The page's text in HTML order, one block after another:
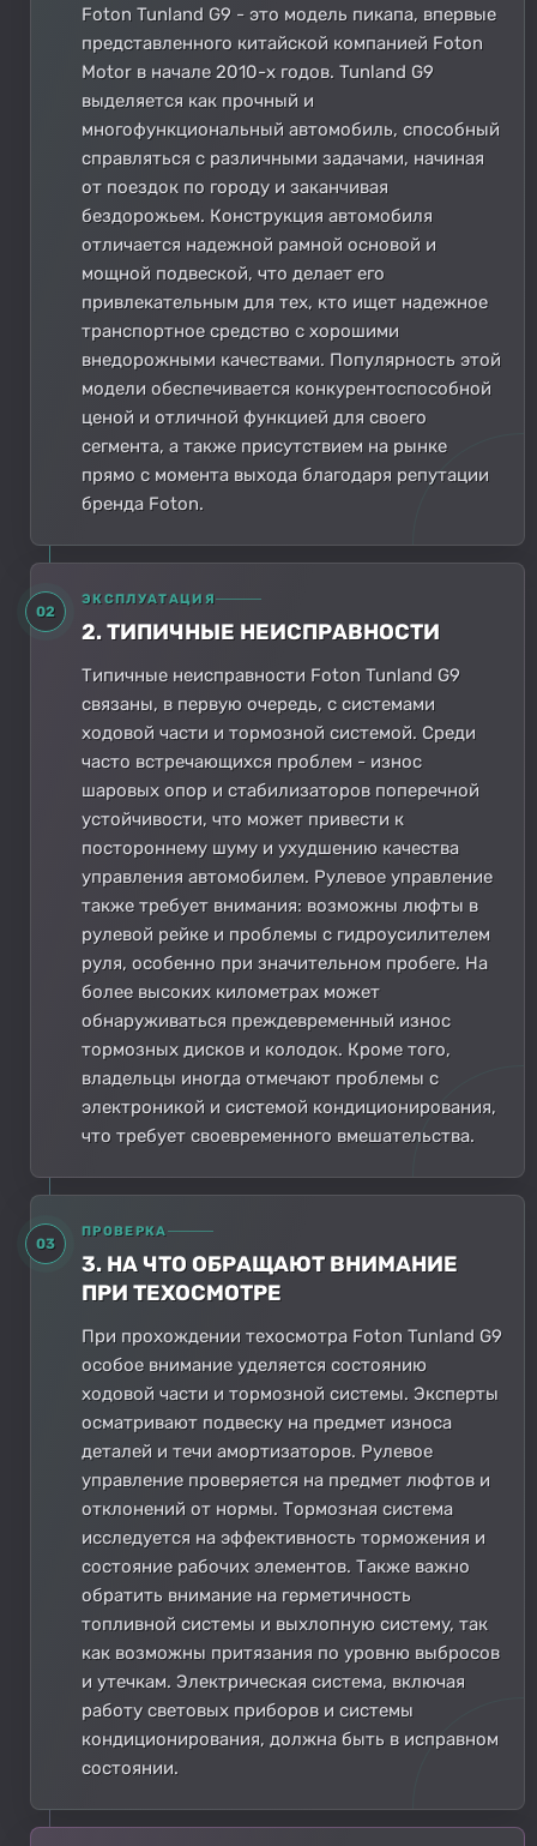
Foton Tunland G9 - это модель пикапа, впервые
представленного китайской компанией Foton
Motor в начале 2010-х годов. Tunland G9
выделяется как прочный и
многофункциональный автомобиль, способный
справляться с различными задачами, начиная
от поездок по городу и заканчивая
бездорожьем. Конструкция автомобиля
отличается надежной рамной основой и
мощной подвеской, что делает его
привлекательным для тех, кто ищет надежное
транспортное средство с хорошими
внедорожными качествами. Популярность этой
модели обеспечивается конкурентоспособной
ценой и отличной функцией для своего
сегмента, а также присутствием на рынке
прямо с момента выхода благодаря репутации
бренда Foton.
02
ЭКСПЛУАТАЦИЯ
2. ТИПИЧНЫЕ НЕИСПРАВНОСТИ
Типичные неисправности Foton Tunland G9
связаны, в первую очередь, с системами
ходовой части и тормозной системой. Среди
часто встречающихся проблем - износ
шаровых опор и стабилизаторов поперечной
устойчивости, что может привести к
постороннему шуму и ухудшению качества
управления автомобилем. Рулевое управление
также требует внимания: возможны люфты в
рулевой рейке и проблемы с гидроусилителем
руля, особенно при значительном пробеге. На
более высоких километрах может
обнаруживаться преждевременный износ
тормозных дисков и колодок. Кроме того,
владельцы иногда отмечают проблемы с
электроникой и системой кондиционирования,
что требует своевременного вмешательства.
03
ПРОВЕРКА
3. НА ЧТО ОБРАЩАЮТ ВНИМАНИЕ
ПРИ ТЕХОСМОТРЕ
При прохождении техосмотра Foton Tunland G9
особое внимание уделяется состоянию
ходовой части и тормозной системы. Эксперты
осматривают подвеску на предмет износа
деталей и течи амортизаторов. Рулевое
управление проверяется на предмет люфтов и
отклонений от нормы. Тормозная система
исследуется на эффективность торможения и
состояние рабочих элементов. Также важно
обратить внимание на герметичность
топливной системы и выхлопную систему, так
как возможны притязания по уровню выбросов
и утечкам. Электрическая система, включая
работу световых приборов и системы
кондиционирования, должна быть в исправном
состоянии.